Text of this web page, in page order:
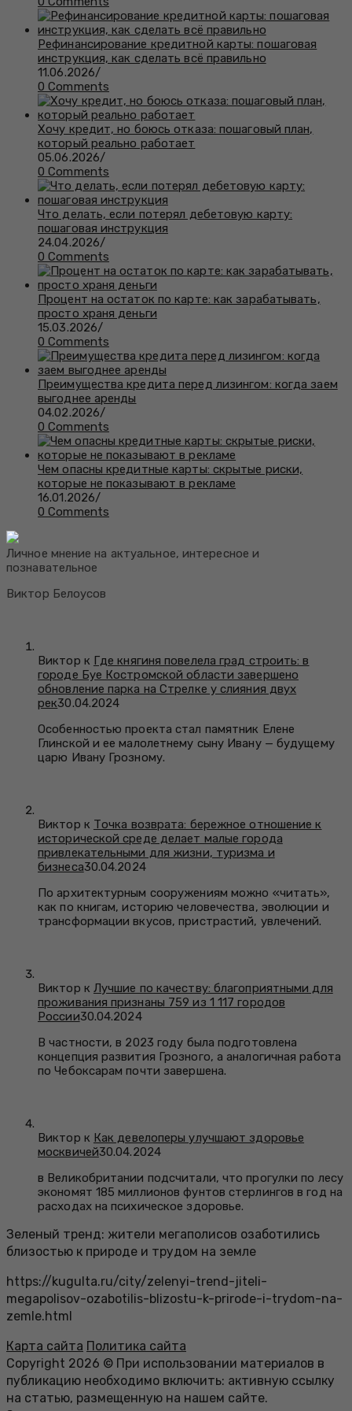
Рефинансирование кредитной карты: пошаговая
инструкция, как сделать всё правильно
11.06.2026/
0 Comments
Хочу кредит, но боюсь отказа: пошаговый план,
который реально работает
05.06.2026/
0 Comments
Что делать, если потерял дебетовую карту:
пошаговая инструкция
24.04.2026/
0 Comments
Процент на остаток по карте: как зарабатывать,
просто храня деньги
15.03.2026/
0 Comments
Преимущества кредита перед лизингом: когда заем
выгоднее аренды
04.02.2026/
0 Comments
Чем опасны кредитные карты: скрытые риски,
которые не показывают в рекламе
16.01.2026/
0 Comments
Личное мнение на актуальное, интересное и
познавательное
Виктор Белоусов
Виктор к Где княгиня повелела град строить: в
городе Буе Костромской области завершено
обновление парка на Стрелке у слияния двух
рек30.04.2024
Особенностью проекта стал памятник Елене
Глинской и ее малолетнему сыну Ивану — будущему
царю Ивану Грозному.
Виктор к Точка возврата: бережное отношение к
исторической среде делает малые города
привлекательными для жизни, туризма и
бизнеса30.04.2024
По архитектурным сооружениям можно «читать»,
как по книгам, историю человечества, эволюции и
трансформации вкусов, пристрастий, увлечений.
Виктор к Лучшие по качеству: благоприятными для
проживания признаны 759 из 1 117 городов
России30.04.2024
В частности, в 2023 году была подготовлена
концепция развития Грозного, а аналогичная работа
по Чебоксарам почти завершена.
Виктор к Как девелоперы улучшают здоровье
москвичей30.04.2024
в Великобритании подсчитали, что прогулки по лесу
экономят 185 миллионов фунтов стерлингов в год на
расходах на психическое здоровье.
Зеленый тренд: жители мегаполисов озаботились
близостью к природе и трудом на земле
https://kugulta.ru/city/zelenyi-trend-jiteli-
megapolisov-ozabotilis-blizostu-k-prirode-i-trydom-na-
zemle.html
Карта сайта Политика сайта
Copyright 2026 © При использовании материалов в
публикацию необходимо включить: активную ссылку
на статью, размещенную на нашем сайте.